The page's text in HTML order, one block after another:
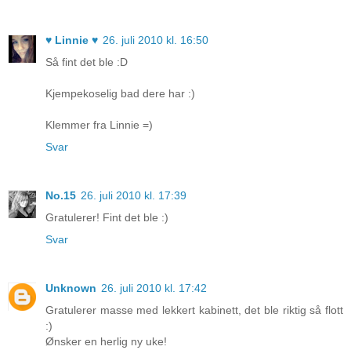
♥ Linnie ♥ 26. juli 2010 kl. 16:50
Så fint det ble :D
Kjempekoselig bad dere har :)
Klemmer fra Linnie =)
Svar
No.15 26. juli 2010 kl. 17:39
Gratulerer! Fint det ble :)
Svar
Unknown 26. juli 2010 kl. 17:42
Gratulerer masse med lekkert kabinett, det ble riktig så flott
:)
Ønsker en herlig ny uke!